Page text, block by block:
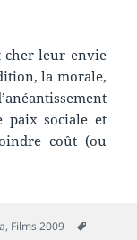
cher leur envie
la morale,
paix sociale et
coût (ou
, Films 2009